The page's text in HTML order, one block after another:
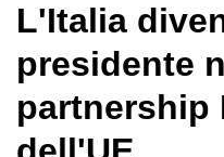
L'Italia
presidente
partnership